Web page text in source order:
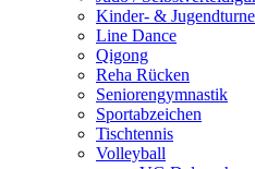
Kinder- &
Line Dance
Qigong
Reha Rücken
Seniorengymnastik
Sportabzeichen
Tischtennis
Volleyball